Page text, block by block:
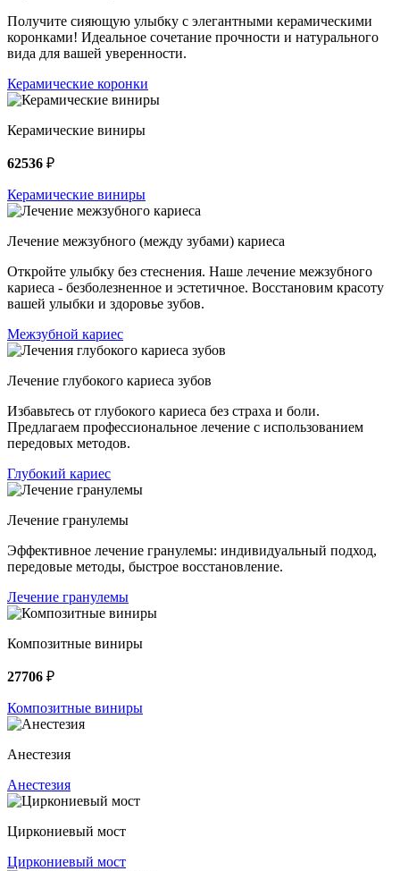
Получите сияющую улыбку с элегантными керамическими
коронками! Идеальное сочетание прочности и натурального
вида для вашей уверенности.
Керамические коронки
Керамические виниры
62536 ₽
Керамические виниры
Лечение межзубного (между зубами) кариеса
Откройте улыбку без стеснения. Наше лечение межзубного
кариеса - безболезненное и эстетичное. Восстановим красоту
вашей улыбки и здоровье зубов.
Межзубной кариес
Лечение глубокого кариеса зубов
Избавьтесь от глубокого кариеса без страха и боли.
Предлагаем профессиональное лечение с использованием
передовых методов.
Глубокий кариес
Лечение гранулемы
Эффективное лечение гранулемы: индивидуальный подход,
передовые методы, быстрое восстановление.
Лечение гранулемы
Композитные виниры
27706 ₽
Композитные виниры
Анестезия
Анестезия
Циркониевый мост
Циркониевый мост